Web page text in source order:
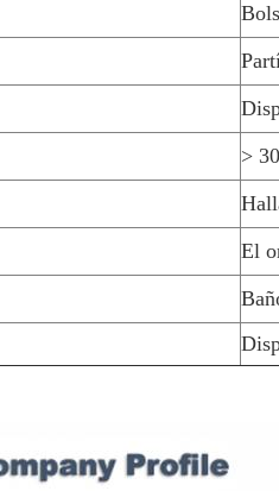
>
El